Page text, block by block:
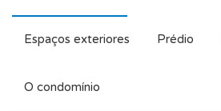
Espaços exteriores Prédio
O condomínio